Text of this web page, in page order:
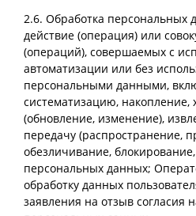
2.6. Обработка персональных
действие (операция) или
(операций), совершаемых с
автоматизации или без
персональными данными,
систематизацию, накопление,
(обновление, изменение),
передачу (распространение,
обезличивание,
персональных данных;
обработку данных
заявления на отзыв согласия